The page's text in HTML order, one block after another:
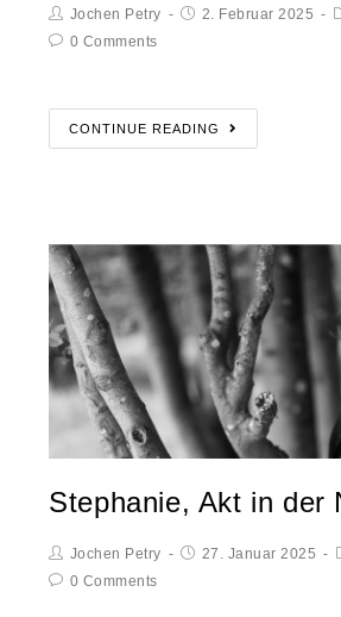
Jochen Petry 2. Februar 2025
0 Comments
CONTINUE READING
Stephanie, Akt in der
Jochen Petry 27. Januar 2025
0 Comments